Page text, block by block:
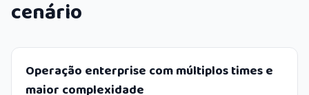
cenário
Operação enterprise com múltiplos times e
maior complexidade